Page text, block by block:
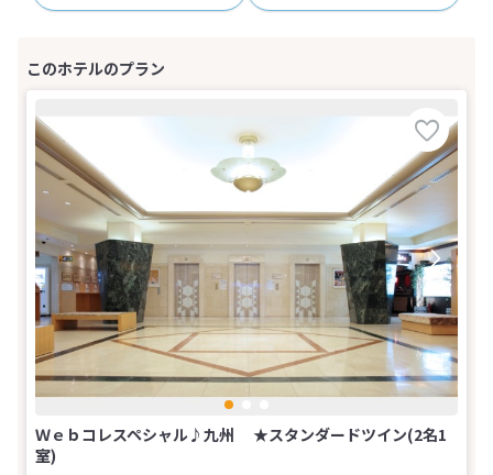
Ｗｅｂコレスペシャル♪九州 ★スタンダードツイン(2名1
室)